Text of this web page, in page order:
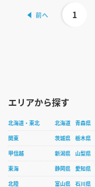
1
エリアから探す
北海道・東北 北海道 青森県
関東
茨城県 栃木県
甲信越
新潟県 山梨県
東海
静岡県 愛知県
北陸
富山県 石川県